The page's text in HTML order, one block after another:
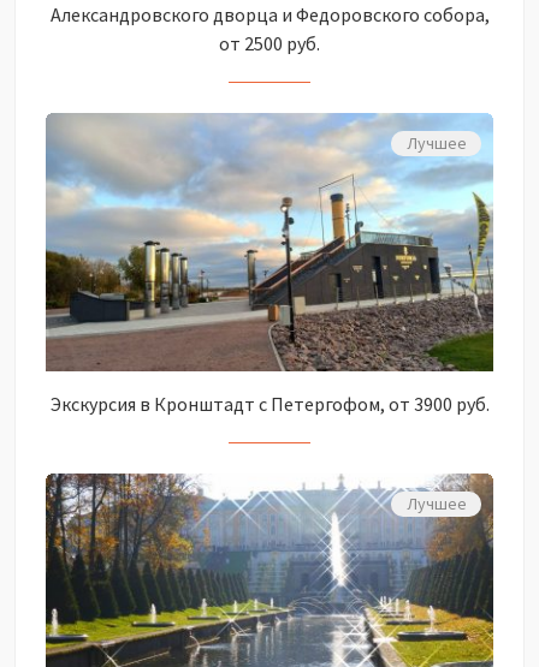
Александровского дворца и Федоровского собора,
от 2500 руб.
Лучшее
Экскурсия в Кронштадт с Петергофом, от 3900 руб.
Лучшее